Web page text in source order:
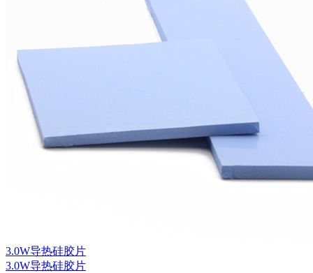
3.0W导热硅胶片
3.0W导热硅胶片